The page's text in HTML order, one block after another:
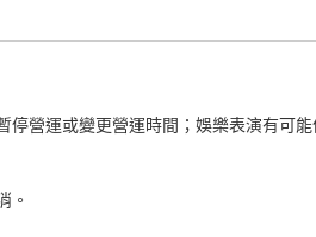
營運或變更營運時間；娛樂表演有可
。